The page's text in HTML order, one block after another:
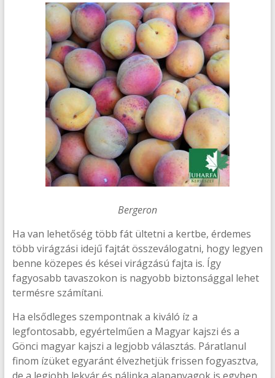
Bergeron
Ha van lehetőség több fát ültetni a kertbe, érdemes
több virágzási idejű fajtát összeválogatni, hogy legyen
benne közepes és kései virágzású fajta is. Így
fagyosabb tavaszokon is nagyobb biztonsággal lehet
termésre számítani.
Ha elsődleges szempontnak a kiváló íz a
legfontosabb, egyértelműen a Magyar kajszi és a
Gönci magyar kajszi a legjobb választás. Páratlanul
finom ízüket egyaránt élvezhetjük frissen fogyasztva,